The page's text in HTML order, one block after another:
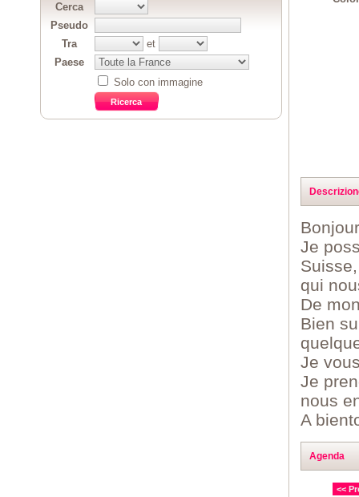
Je
qui
De
Bien
Je
Je
nous
A
Agenda
<<
Cerca
Pseudo
Tra
et
Paese
Solo con immagine